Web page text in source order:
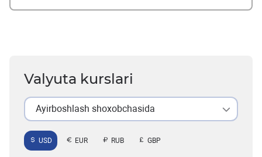
Valyuta kurslari
Ayirboshlash shoxobchasida
USD EUR RUB GBP